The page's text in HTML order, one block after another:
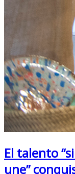
El talento
une”